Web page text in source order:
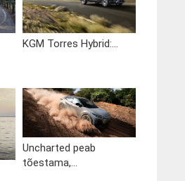
KGM Torres Hybrid:...
Uncharted peab
tõestama,...